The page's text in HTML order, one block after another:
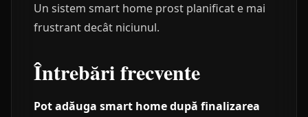
Un sistem smart home prost planificat e mai
frustrant decât niciunul.
Întrebări frecvente
Pot adăuga smart home după finalizarea